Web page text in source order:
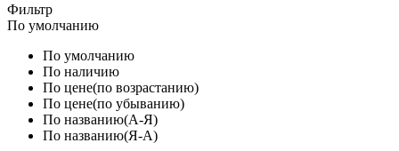
Фильтр
По умолчанию
По умолчанию
По наличию
По цене(по возрастанию)
По цене(по убыванию)
По названию(А-Я)
По названию(Я-А)